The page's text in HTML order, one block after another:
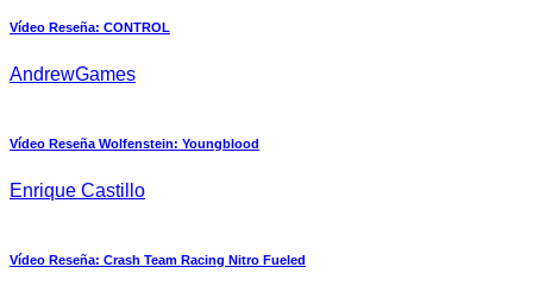
Vídeo Reseña: CONTROL
AndrewGames
Vídeo Reseña Wolfenstein: Youngblood
Enrique Castillo
Vídeo Reseña: Crash Team Racing Nitro Fueled